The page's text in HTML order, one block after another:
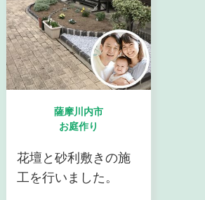
薩摩川内市
お庭作り
花壇と砂利敷きの施
工を行いました。